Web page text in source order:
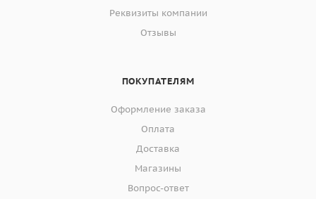
Реквизиты компании
Отзывы
ПОКУПАТЕЛЯМ
Оформление заказа
Оплата
Доставка
Магазины
Вопрос-ответ